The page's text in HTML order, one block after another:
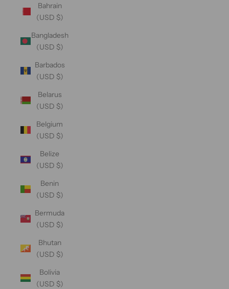
Bahrain
(USD $)
Bangladesh
(USD $)
Barbados
(USD $)
Belarus
(USD $)
Belgium
(USD $)
Belize
(USD $)
Benin
(USD $)
Bermuda
(USD $)
Bhutan
(USD $)
Bolivia
(USD $)